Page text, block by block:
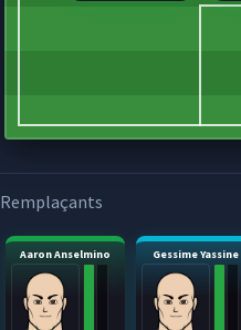
Remplaçants
Aaron Anselmino Gessime Yassine